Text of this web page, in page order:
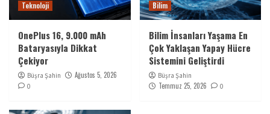
Teknoloji
OnePlus 16, 9.000 mAh
Bataryasıyla Dikkat
Çekiyor
Büşra Şahin Ağustos 5, 2026
0
Bilim
Bilim İnsanları Yaşama En
Çok Yaklaşan Yapay Hücre
Sistemini Geliştirdi
Büşra Şahin
Temmuz 25, 2026 0